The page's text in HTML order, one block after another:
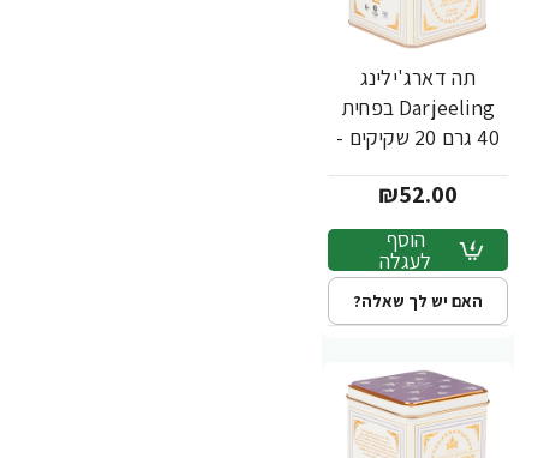
תה דארג'ילינג
Darjeeling בפחית
40 גרם 20 שקיקים -
Sons
₪52.00
הוסף
לעגלה
האם יש לך שאלה?